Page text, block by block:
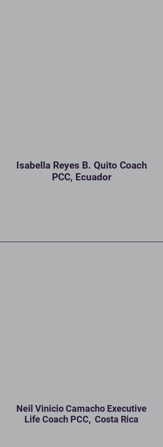
Isabella Reyes B. Quito Coach
PCC, Ecuador
Neil Vinicio Camacho Executive
Life Coach PCC, Costa Rica